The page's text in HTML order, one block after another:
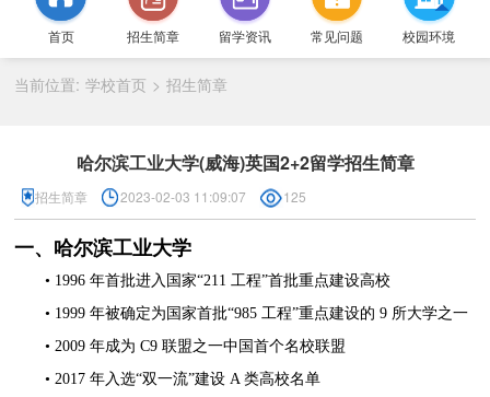
首页 招生简章 留学资讯 常见问题 校园环境
当前位置: 学校首页 > 招生简章
哈尔滨工业大学(威海)英国2+2留学招生简章
招生简章 2023-02-03 11:09:07 125
一、哈尔滨工业大学
• 1996 年首批进入国家“211 工程”首批重点建设高校
• 1999 年被确定为国家首批“985 工程”重点建设的 9 所大学之一
• 2009 年成为 C9 联盟之一中国首个名校联盟
• 2017 年入选“双一流”建设 A 类高校名单